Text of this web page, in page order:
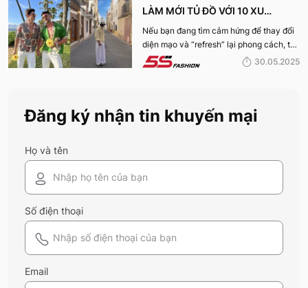
LÀM MỚI TỦ ĐỒ VỚI 10 XU
HƯỚNG THỜI TRANG HOT NHẤT
MÙA HÈ 2025
Nếu bạn đang tìm cảm hứng để thay đổi
diện mạo và “refresh” lại phong cách, thì
10 xu hướng thời trang Hè 2025 này
năm nay nhé!
30.05.2025
Đăng ký nhận tin khuyến mại
Họ và tên
Số điện thoại
Email